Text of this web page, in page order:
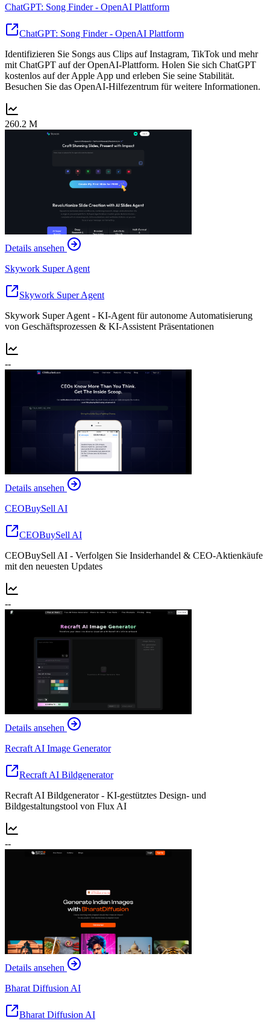
ChatGPT: Song Finder - OpenAI Plattform
ChatGPT: Song Finder - OpenAI Plattform
Identifizieren Sie Songs aus Clips auf Instagram, TikTok und mehr
mit ChatGPT auf der OpenAI-Plattform. Holen Sie sich ChatGPT
kostenlos auf der Apple App und erleben Sie seine Stabilität.
Besuchen Sie das OpenAI-Hilfezentrum für weitere Informationen.
260.2 M
Details ansehen
Skywork Super Agent
Skywork Super Agent
Skywork Super Agent - KI-Agent für autonome Automatisierung
von Geschäftsprozessen & KI-Assistent Präsentationen
--
Details ansehen
CEOBuySell AI
CEOBuySell AI
CEOBuySell AI - Verfolgen Sie Insiderhandel & CEO-Aktienkäufe
mit den neuesten Updates
--
Details ansehen
Recraft AI Image Generator
Recraft AI Bildgenerator
Recraft AI Bildgenerator - KI-gestütztes Design- und
Bildgestaltungstool von Flux AI
--
Details ansehen
Bharat Diffusion AI
Bharat Diffusion AI